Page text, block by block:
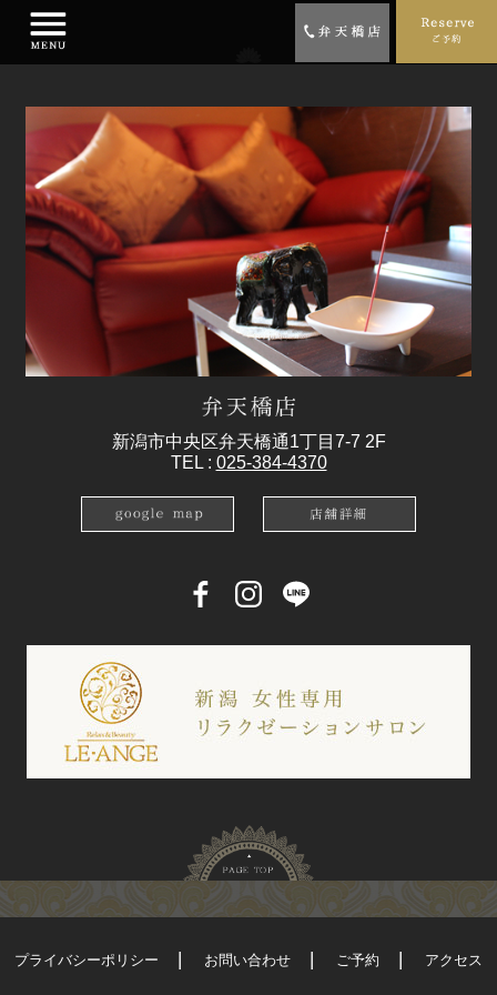
新潟市中央区弁天橋通1丁目7-7 2F
TEL : 025-384-4370
プライバシーポリシー お問い合わせ ご予約 アクセス